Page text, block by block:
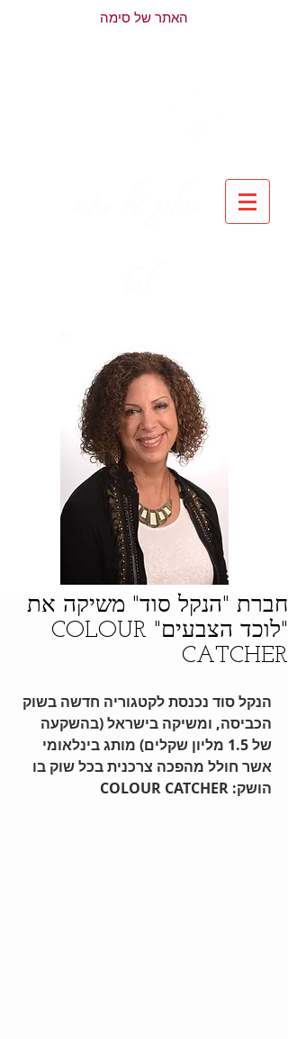
האתר של סימה
חברת "הנקל סוד" משיקה את
"לוכד הצבעים" COLOUR
CATCHER
הנקל סוד נכנסת לקטגוריה חדשה בשוק
הכביסה, ומשיקה בישראל (בהשקעה
של 1.5 מליון שקלים) מותג בינלאומי
אשר חולל מהפכה צרכנית בכל שוק בו
הושק: COLOUR CATCHER